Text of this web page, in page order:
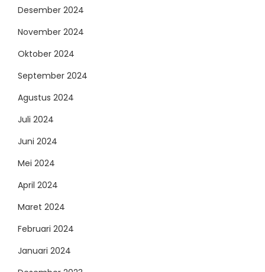
Desember 2024
November 2024
Oktober 2024
September 2024
Agustus 2024
Juli 2024
Juni 2024
Mei 2024
April 2024
Maret 2024
Februari 2024
Januari 2024